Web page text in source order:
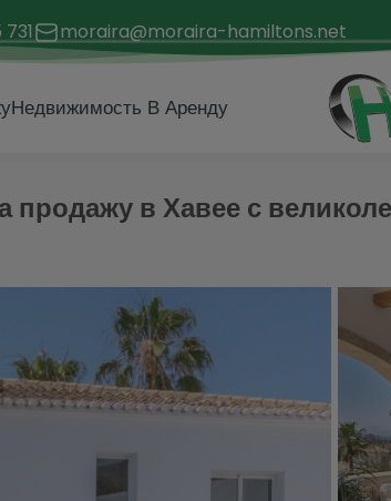
moraira@moraira-hamiltons.net
Недвижимость В Аренду
продажу в Хавее с